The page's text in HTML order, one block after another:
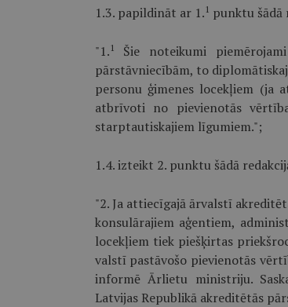
1.3. papildināt ar 1. 1 punktu šādā
"1. 1
Šie noteikumi
pārstāvniecībām, to
personu ģimenes locekļiem (ja
atbrīvoti no pievienotās
starptautiskajiem līgumiem.";
1.4. izteikt 2. punktu šādā
"2. Ja attiecīgajā ārvalstī
konsulārajiem aģentiem,
locekļiem tiek piešķirtas
valstī pastāvošo pievienotās
informē Ārlietu ministriju.
Latvijas Republikā akreditētās